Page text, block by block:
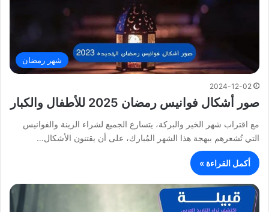
شهر رمضان
2024-12-02
صور أشكال فوانيس رمضان 2025 للأطفال والكبار
مع اقتراب شهر الخير والبركة، يتسارع الجميع لشراء الزينة والفوانيس
التي تُشعرهم ببهجة هذا الشهر المُبارك، على أن يقتنون الأشكال…
أكمل القراءة »